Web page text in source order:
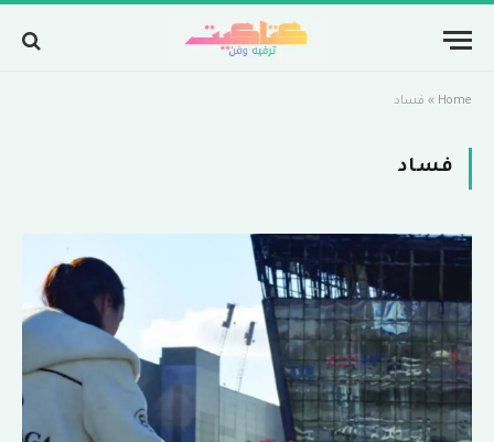
Home
» فساد
فساد
باقة متميزة VIP (كود: AA26790):
ماسنجر المسلم